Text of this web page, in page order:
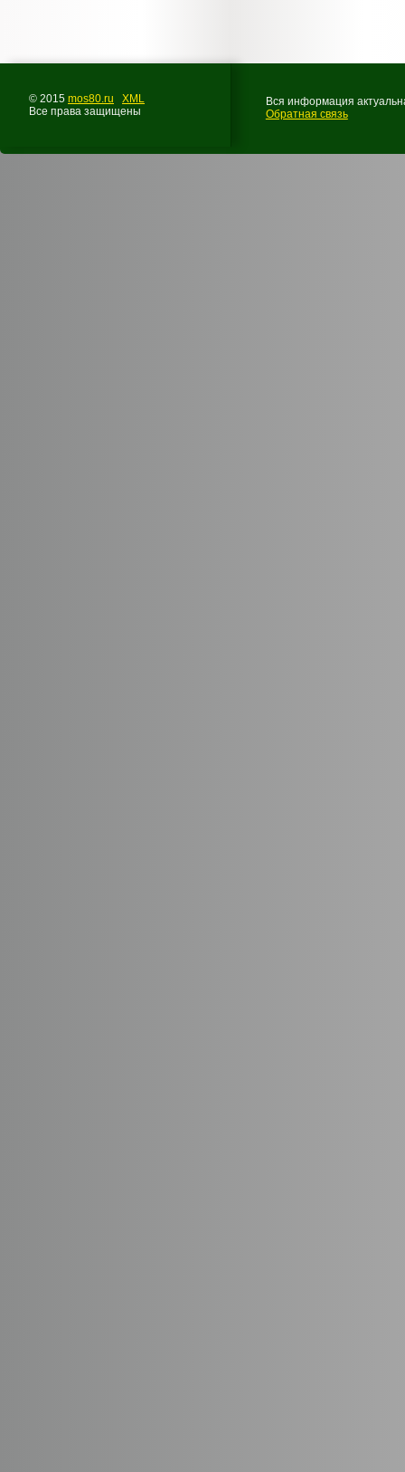
© 2015 mos80.ru
XML
Все права защищены
Вся информация
Обратная связь